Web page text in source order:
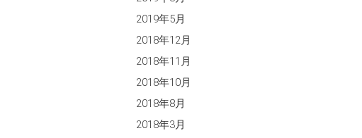
2019年5月
2018年12月
2018年11月
2018年10月
2018年8月
2018年3月